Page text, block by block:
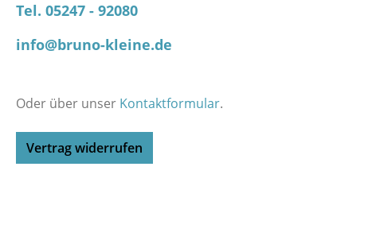
Tel. 05247 - 92080
info@bruno-kleine.de
Oder über unser Kontaktformular.
Vertrag widerrufen